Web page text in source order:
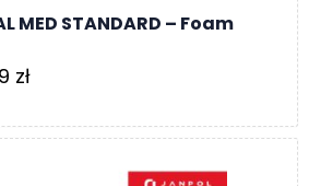
MED STANDARD – Foam
złZakres
od